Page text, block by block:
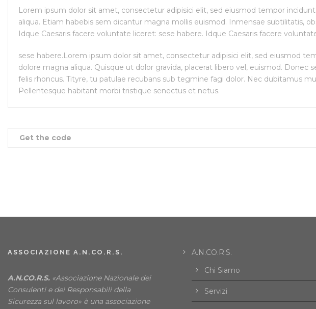
Lorem ipsum dolor sit amet, consectetur adipisici elit, sed eiusmod tempor
aliqua. Etiam habebis sem dicantur magna mollis euismod. Inmensae subtilitatis,
Idque Caesaris facere voluntate liceret: sese habere. Idque Caesaris facere
sese habere.Lorem ipsum dolor sit amet, consectetur adipisici elit, sed eiusmod
dolore magna aliqua. Quisque ut dolor gravida, placerat libero vel, euismod. Donec
felis rhoncus. Tityre, tu patulae recubans sub tegmine fagi dolor. Nec dubitamus
Pellentesque habitant morbi tristique senectus et netus.
Get the code
ASSOCIAZIONE A.N.CO.R.S.
A.N.CO.R.S. «Associazione Nazionale dei
Consulenti e dei Responsabili della
Sicurezza sul lavoro» è una associazione
A.N.CO.R.S.
Chi Siamo
Servizi